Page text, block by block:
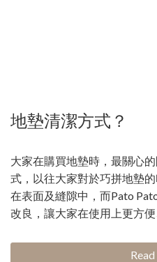
地墊清潔方式？
大家在購買地墊時，最關心
式，以往大家對於巧拼地墊
在表面及縫隙中，而Pato
改良，讓大家在使用上更方便